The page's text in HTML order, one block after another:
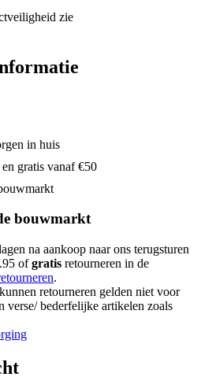
zie
in huis
gratis vanaf €50
bouwmarkt
na aankoop naar ons terugsturen
ofgratis retourneren in de
.
retourneren gelden niet voor
verse/ bederfelijke artikelen zoals